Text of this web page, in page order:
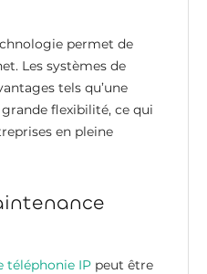
permet de
Les systèmes de
tels qu’une
flexibilité, ce qui
en pleine
téléphonie IPpeut être